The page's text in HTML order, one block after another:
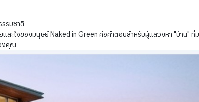
รมชาติ
ใจของมนุษย์ Naked in Green คือคำตอบสำหรับผู้แสวงหา "บ้าน" ที่
งคุณ